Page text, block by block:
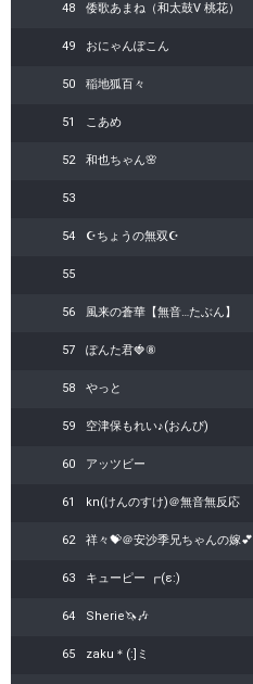
48 倭歌あまね（和太鼓V 桃花）
49 おにゃんぽこん
50 稲地狐百々
51 こあめ
52 和也ちゃん🌸
53
54 ☪︎ちょうの無双☪︎
55
56 風来の蒼華【無音…たぶん】
57 ぽんた君🍓⑧
58 やっと
59 空津保もれい♪(おんぴ)
60 アッツビー
61 kn(けんのすけ)＠無音無反応
62 祥々💝＠安沙季兄ちゃんの嫁💕
63 キューピー ┏(ε:)
64 Sherie🦄🎶
65 zaku＊(:]ミ